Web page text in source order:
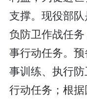
支撑。现役部
负防卫作战任
事行动任务。
事训练、执行
行动任务；根